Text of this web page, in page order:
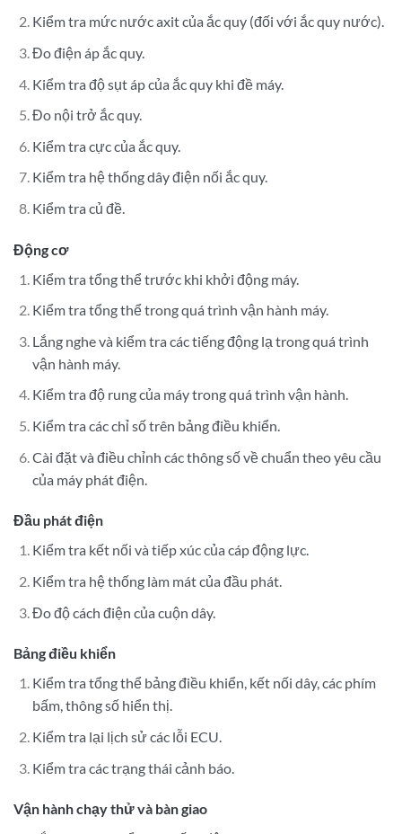
Kiểm tra mức nước axit của ắc quy (đối với ắc quy nước).
Đo điện áp ắc quy.
Kiểm tra độ sụt áp của ắc quy khi đề máy.
Đo nội trở ắc quy.
Kiểm tra cực của ắc quy.
Kiểm tra hệ thống dây điện nối ắc quy.
Kiểm tra củ đề.
Động cơ
Kiểm tra tổng thể trước khi khởi động máy.
Kiểm tra tổng thể trong quá trình vận hành máy.
Lắng nghe và kiểm tra các tiếng động lạ trong quá trình
vận hành máy.
Kiểm tra độ rung của máy trong quá trình vận hành.
Kiểm tra các chỉ số trên bảng điều khiển.
Cài đặt và điều chỉnh các thông số về chuẩn theo yêu cầu
của máy phát điện.
Đầu phát điện
Kiểm tra kết nối và tiếp xúc của cáp động lực.
Kiểm tra hệ thống làm mát của đầu phát.
Đo độ cách điện của cuộn dây.
Bảng điều khiển
Kiểm tra tổng thể bảng điều khiển, kết nối dây, các phím
bấm, thông số hiển thị.
Kiểm tra lại lịch sử các lỗi ECU.
Kiểm tra các trạng thái cảnh báo.
Vận hành chạy thử và bàn giao